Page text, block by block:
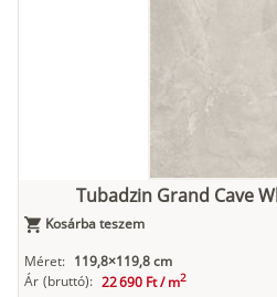
Tubadzin Grand Cave
Kosárba teszem
Méret: 119,8×119,8 cm
Ár (bruttó): 22 690 Ft /m2